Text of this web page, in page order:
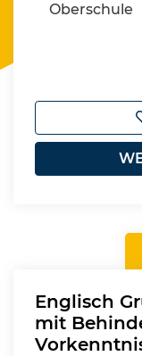
Oberschule
Englisch
mit